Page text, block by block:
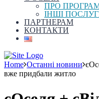
ПРО
ІНШІ
ПАРТНЕРАМ
КОНТАКТИ
Home Останні новини
вже придбали житло